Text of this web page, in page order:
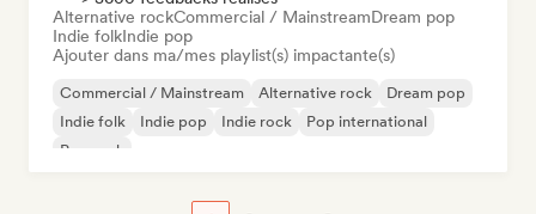
Alternative rockCommercial / MainstreamDream pop
Indie folkIndie pop
Ajouter dans ma/mes playlist(s) impactante(s)
Commercial / Mainstream Alternative rock
Dream pop
Indie folk
Indie pop Indie rock
Pop international
Pop rock